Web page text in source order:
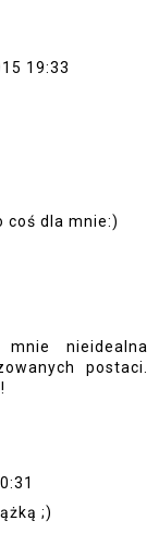
19:33
coś dla mnie:)
nieidealna
postaci.
;)